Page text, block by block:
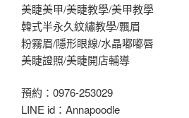
美睫美甲/美睫教學/美甲教學
韓式半永久紋繡教學/飄眉
粉霧眉/隱形眼線/水晶嘟嘟唇
美睫證照/美睫開店輔導
預約：0976-253029
LINE id：Annapoodle